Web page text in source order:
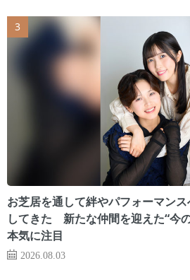
お芝居を通して絆やパフォーマン
してきた 新たな仲間を迎えた“今
本気に注目
2026.08.03